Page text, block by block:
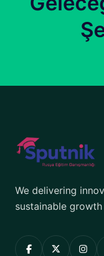
We delivering
sustainable